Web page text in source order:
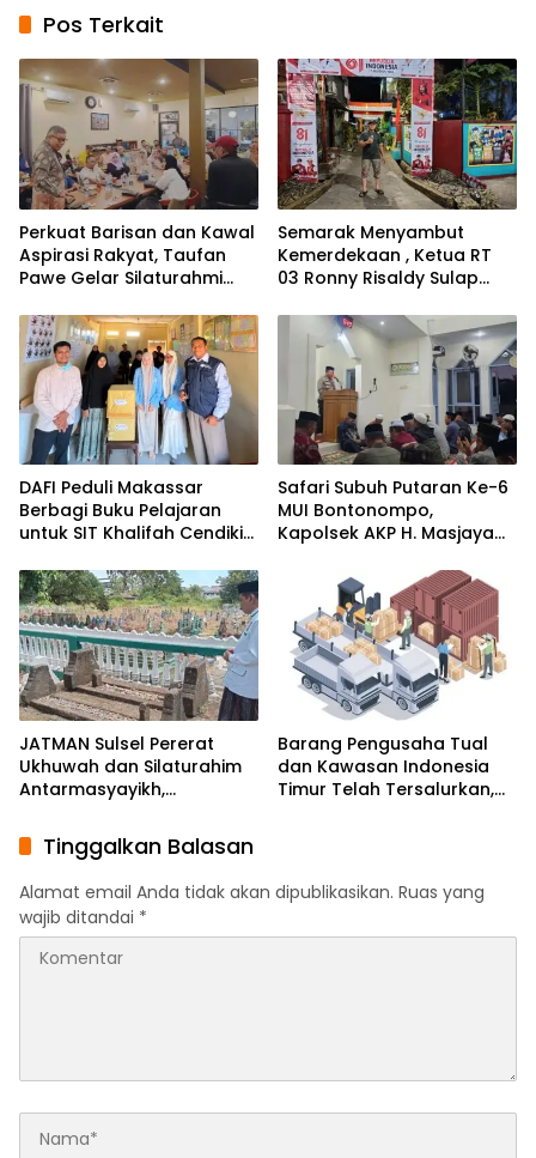
Pos Terkait
Perkuat Barisan dan Kawal
Aspirasi Rakyat, Taufan
Pawe Gelar Silaturahmi
Parepare
Semarak Menyambut
Kemerdekaan , Ketua RT
03 Ronny Risaldy Sulap
DAFI Peduli Makassar
Berbagi Buku Pelajaran
untuk SIT Khalifah Cendikia
Maros
Safari Subuh Putaran Ke-6
MUI Bontonompo,
Kapolsek AKP H. Masjaya
Masyarakat Jaga
Kamtibmas
JATMAN Sulsel Pererat
Ukhuwah dan Silaturahim
Antarmasyayikh,
Ikhwan-Akhwat Thariqah
Barang Pengusaha Tual
dan Kawasan Indonesia
Timur Telah Tersalurkan,
Intim Line
Tinggalkan Balasan
Alamat email Anda tidak akan dipublikasikan. Ruas yang
wajib ditandai *